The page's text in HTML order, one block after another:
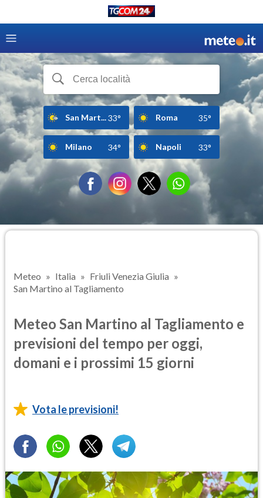
San Mart...33° Roma 35°
Milano 34° Napoli 33°
Meteo Italia
Friuli Venezia Giulia
San Martino al Tagliamento
Meteo San Martino al Tagliamento e
previsioni del tempo per oggi,
domani e i prossimi 15 giorni
Vota le previsioni!